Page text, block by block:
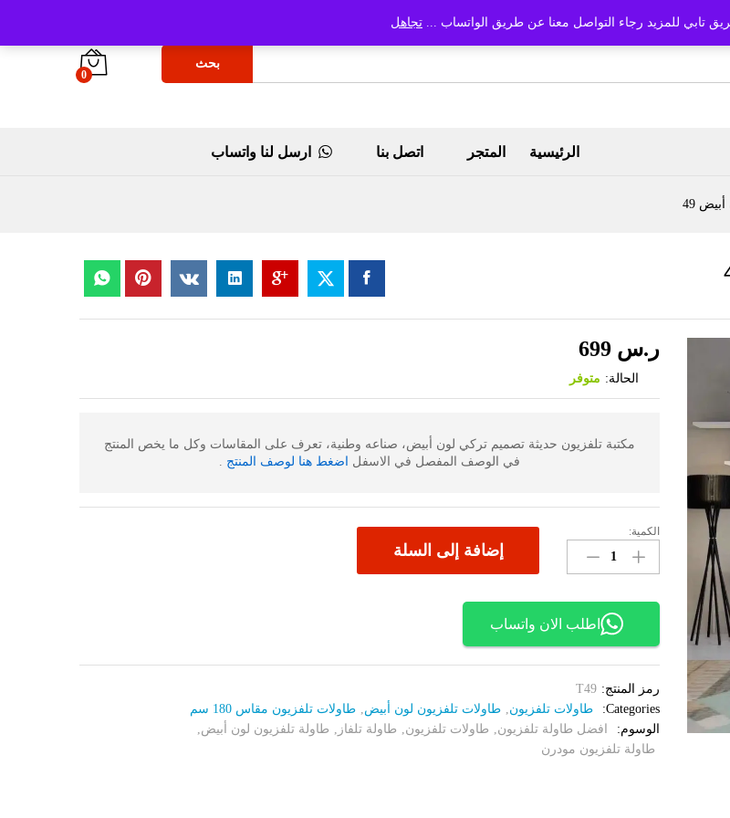
تابي للمزيد رجاء التواصل معنا عن طريق الواتساب ... تجاهل
بحث
0
الرئيسية المتجر اتصل بنا ارسل لنا واتساب
49
ر.س
الحالة: متوفر
مكتبة تلفزيون حديثة تصميم تركي لون أبيض، صناعه وطنية، تعرف على المقاسات وكل ما يخص المنتج
في الوصف المفصل في الاسفل
اضغط هنا لوصف المنتج .
مكتبة
تلفزيون
حديثة
الكمية
الكمية:
إضافة إلى السلة
اطلب الان واتساب
رمز المنتج: T49
Categories:
طاولات تلفزيون, طاولات تلفزيون لون أبيض, طاولات تلفزيون مقاس 180 سم
الوسوم:
افضل طاولة تلفزيون, طاولات تلفزيون, طاولة تلفاز , طاولة تلفزيون لون أبيض,
طاولة تلفزيون مودرن